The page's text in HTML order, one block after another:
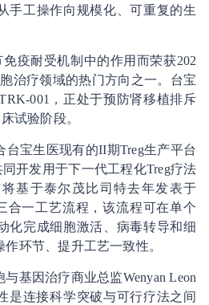
手工操作向规模化、可重复的生
疫耐受机制中的作用而荣获202
治疗领域的热门方向之一。台宝
001，正处于预防肾移植排斥
试验阶段。
台宝生医现有的II期Treg生产平台
同开发用于下一代工程化Treg疗法
基于泰尔茂比司特去年发表于
合一工艺流程，该流程可在单个
化完成细胞激活、病毒转导和细
环节、提升工艺一致性。
基因治疗商业总监Wenyan Leon
是连接科学突破与可行疗法之间